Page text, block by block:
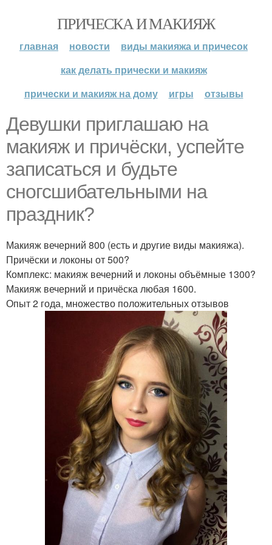
ПРИЧЕСКА И МАКИЯЖ
главная новости
виды макияжа и причесок
как делать прически и макияж
прически и макияж на дому
игры отзывы
Девушки приглашаю на
макияж и причёски, успейте
записаться и будьте
сногсшибательными на
праздник?
Макияж вечерний 800 (есть и другие виды макияжа).
Причёски и локоны от 500?
Комплекс: макияж вечерний и локоны объёмные 1300?
Макияж вечерний и причёска любая 1600.
Опыт 2 года, множество положительных отзывов